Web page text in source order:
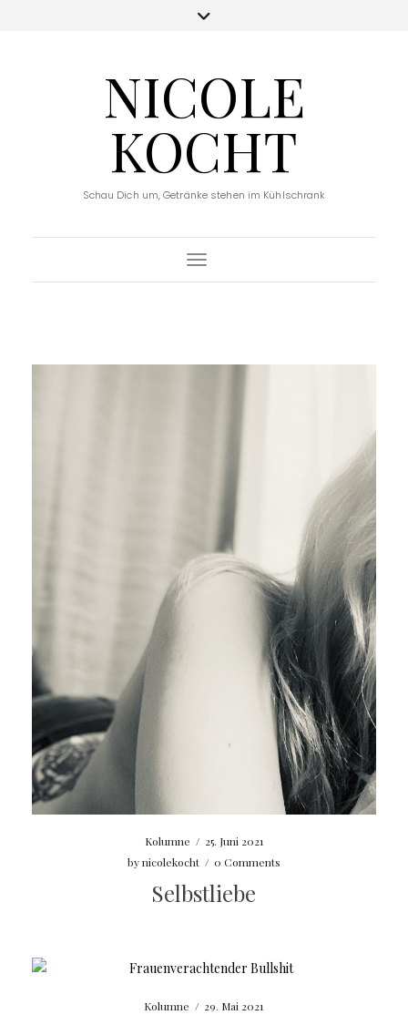
NICOLE
KOCHT
Schau Dich um, Getränke stehen im Kühlschrank
Toggle Navigation
Kolumne / 25. Juni 2021
bynicolekocht / 0 Comments
Selbstliebe
Kolumne / 29. Mai 2021